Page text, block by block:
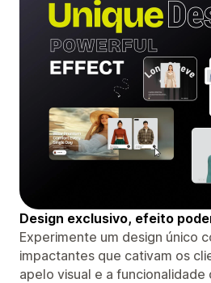
Design exclusivo, efeito
Experimente um design único
impactantes que cativam os
apelo visual e a funcionalidade